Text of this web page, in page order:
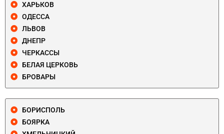
ХАРЬКОВ
ОДЕССА
ЛЬВОВ
ДНЕПР
ЧЕРКАССЫ
БЕЛАЯ ЦЕРКОВЬ
БРОВАРЫ
БОРИСПОЛЬ
БОЯРКА